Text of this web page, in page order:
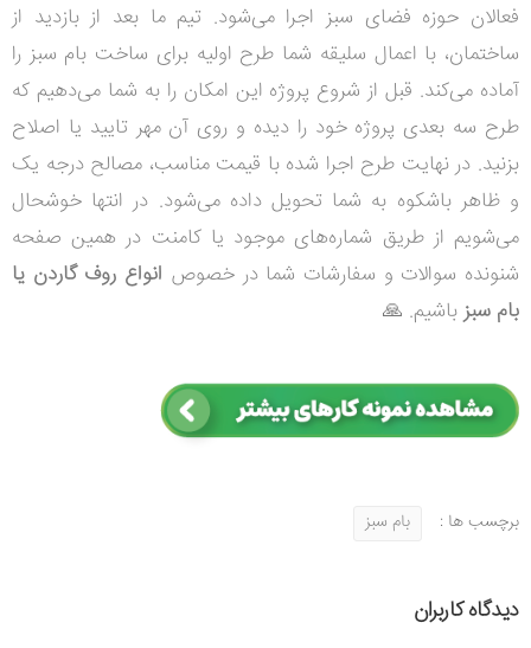
فعالان حوزه فضای سبز اجرا می‌شود. تیم ما بعد از بازدید از
ساختمان، با اعمال سلیقه شما طرح اولیه برای ساخت بام سبز را
آماده می‌کند. قبل از شروع پروژه این امکان را به شما می‌دهیم که
طرح سه بعدی پروژه خود را دیده و روی آن مهر تایید یا اصلاح
بزنید. در نهایت طرح اجرا شده با قیمت مناسب، مصالح درجه یک
و ظاهر باشکوه به شما تحویل داده می‌شود. در انتها خوشحال
می‌شویم از طریق شماره‌‌های موجود یا کامنت در همین صفحه
شنونده سوالات و سفارشات شما در خصوص انواع روف گاردن یا
بام سبزباشیم. 🙏
برچسب ها : بام سبز
دیدگاه کاربران